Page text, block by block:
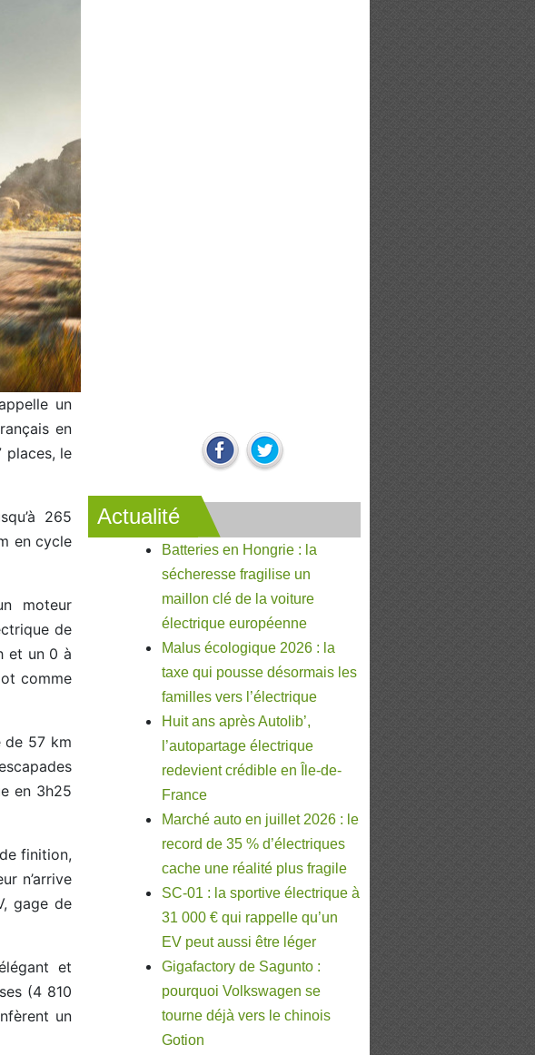
un
en
places, le
265
en cycle
moteur
de
et un 0 à
comme
de 57 km
en 3h25
finition,
n’arrive
gage de
et
(4 810
un
Actualité
Batteries en Hongrie : la
sécheresse fragilise un
maillon clé de la voiture
électrique européenne
Malus écologique 2026 : la
taxe qui pousse désormais les
familles vers l’électrique
Huit ans après Autolib’,
l’autopartage électrique
redevient crédible en Île-de-
France
Marché auto en juillet 2026 : le
record de 35 % d’électriques
cache une réalité plus fragile
SC-01 : la sportive électrique à
31 000 € qui rappelle qu’un
EV peut aussi être léger
Gigafactory de Sagunto :
pourquoi Volkswagen se
tourne déjà vers le chinois
Gotion